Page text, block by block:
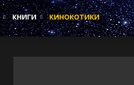
КНИГИ КИНОКОТИКИ